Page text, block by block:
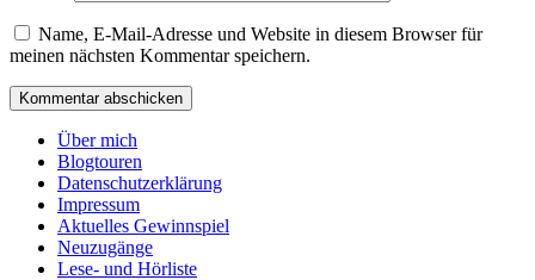
Name, E-Mail-Adresse und Website in diesem Browser für
meinen nächsten Kommentar speichern.
Über mich
Blogtouren
Datenschutzerklärung
Impressum
Aktuelles Gewinnspiel
Neuzugänge
Lese- und Hörliste